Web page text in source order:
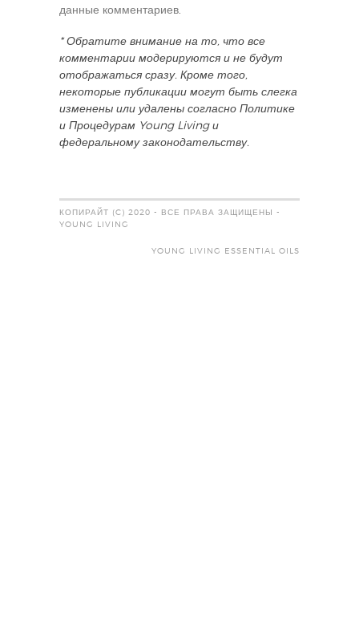
данные комментариев
* Обратите внимание на то, что все
комментарии модерируются и не будут
отображаться сразу. Кроме того,
некоторые публикации могут быть слегка
изменены или удалены согласно Политике
и Процедурам Young Living и
федеральному законодательству.
КОПИРАЙТ (C) 2020 - ВСЕ ПРАВА ЗАЩИЩЕНЫ -
YOUNG LIVING
YOUNG LIVING ESSENTIAL OILS